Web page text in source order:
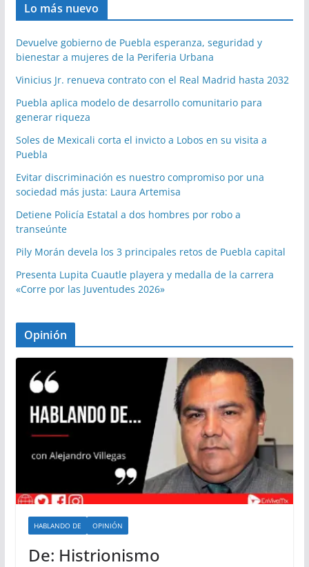
Lo más nuevo
Devuelve gobierno de Puebla esperanza, seguridad y
bienestar a mujeres de la Periferia Urbana
Vinicius Jr. renueva contrato con el Real Madrid hasta 2032
Puebla aplica modelo de desarrollo comunitario para
generar riqueza
Soles de Mexicali corta el invicto a Lobos en su visita a
Puebla
Evitar discriminación es nuestro compromiso por una
sociedad más justa: Laura Artemisa
Detiene Policía Estatal a dos hombres por robo a
transeúnte
Pily Morán devela los 3 principales retos de Puebla capital
Presenta Lupita Cuautle playera y medalla de la carrera
«Corre por las Juventudes 2026»
Opinión
HABLANDO DE OPINIÓN
De: Histrionismo